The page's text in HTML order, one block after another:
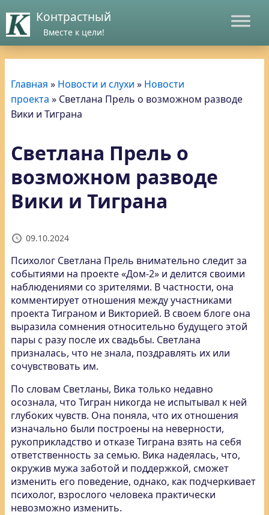
Контрастный
Вместе к цели!
Главная » Новости и слухи » Новости
проекта » Светлана Прель о возможном разводе
Вики и Тиграна
Светлана Прель о
возможном разводе
Вики и Тиграна
09.10.2024
Психолог Светлана Прель внимательно следит за
событиями на проекте «Дом-2» и делится своими
наблюдениями со зрителями. В частности, она
комментирует отношения между участниками
проекта Тиграном и Викторией. В своем блоге она
выразила сомнения относительно будущего этой
пары с разу после их свадьбы. Светлана
призналась, что не знала, поздравлять их или
сочувствовать им.
По словам Светланы, Вика только недавно
осознала, что Тигран никогда не испытывал к ней
глубоких чувств. Она поняла, что их отношения
изначально были построены на неверности,
рукоприкладство и отказе Тиграна взять на себя
ответственность за семью. Вика надеялась, что,
окружив мужа заботой и поддержкой, сможет
изменить его поведение, однако, как подчеркивает
психолог, взрослого человека практически
невозможно изменить.